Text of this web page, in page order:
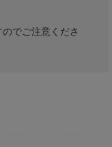
でご注意くださ